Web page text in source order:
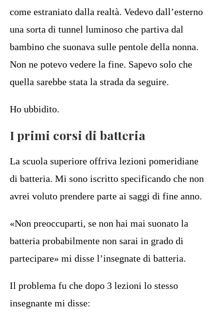
come estraniato dalla realtà. Vedevo dall’esterno
una sorta di tunnel luminoso che partiva dal
bambino che suonava sulle pentole della nonna.
Non ne potevo vedere la fine. Sapevo solo che
quella sarebbe stata la strada da seguire.
Ho ubbidito.
I primi corsi di batteria
La scuola superiore offriva lezioni pomeridiane
di batteria. Mi sono iscritto specificando che non
avrei voluto prendere parte ai saggi di fine anno.
«Non preoccuparti, se non hai mai suonato la
batteria probabilmente non sarai in grado di
partecipare» mi disse l’insegnate di batteria.
Il problema fu che dopo 3 lezioni lo stesso
insegnante mi disse: